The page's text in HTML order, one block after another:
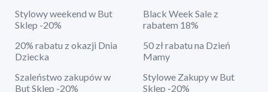
Stylowy weekend w But
Sklep -20%
Black Week Sale z
rabatem 18%
20% rabatu z okazji Dnia
Dziecka
50 zł rabatu na Dzień
Mamy
Szaleństwo zakupów w
But Sklep -20%
Stylowe Zakupy w But
Sklep -20%